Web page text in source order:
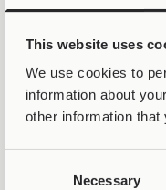
This website uses
We use cookies to
information about
other information that
Necessary